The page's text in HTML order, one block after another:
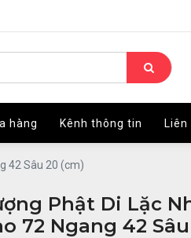
hàng Kênh thông tin Liên
hàng Kênh thông tin Liên
42 Sâu 20 (cm)
Phật Di Lặc
72 Ngang 42